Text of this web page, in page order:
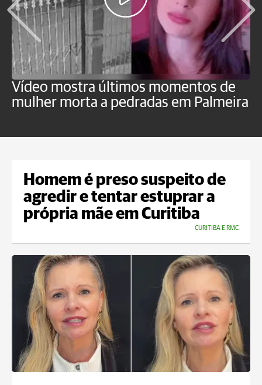
Vídeo mostra últimos momentos de
mulher morta a pedradas em Palmeira
Homem é preso suspeito de
agredir e tentar estuprar a
própria mãe em Curitiba
CURITIBA E RMC